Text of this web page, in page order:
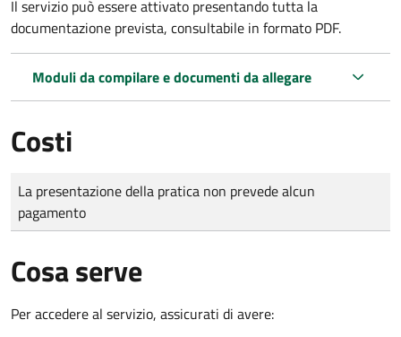
Il servizio può essere attivato presentando tutta la
documentazione prevista, consultabile in formato PDF.
Moduli da compilare e documenti da allegare
Costi
Tipo di pagamento
Importo
La presentazione della pratica non prevede alcun
pagamento
Cosa serve
Per accedere al servizio, assicurati di avere: